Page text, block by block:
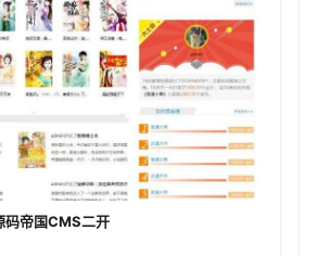
码帝国CMS二开